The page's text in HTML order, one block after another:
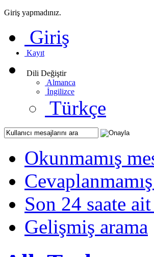
Giriş yapmadınız.
Giriş
Kayıt
Dili Değiştir
Almanca
İngilizce
Türkçe
Okunmamış
Son 24 saate
Gelişmiş arama